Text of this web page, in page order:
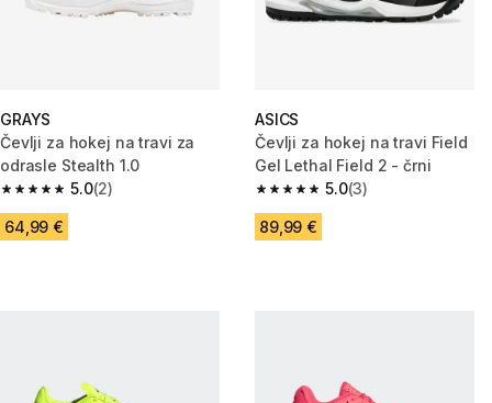
GRAYS
Čevlji za hokej na travi za
odrasle Stealth 1.0
5.0
5.0 od 5 zvezdic from 2 ocene
(2)
64,99 €
ASICS
Čevlji za hokej na travi Field
Gel Lethal Field 2 - črni
5.0
5.0 od 5 zvezdic from 3 ocene
(3)
89,99 €